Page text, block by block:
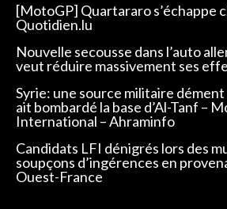
[MotoGP] Quartararo s’échappe
Quotidien.lu
Nouvelle secousse dans l’auto
veut réduire massivement ses
Syrie: une source militaire dément
ait bombardé la base d’Al-Tanf –
International – Ahraminfo
Candidats LFI dénigrés lors des
soupçons d’ingérences en
Ouest-France